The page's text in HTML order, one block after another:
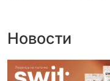
Новости